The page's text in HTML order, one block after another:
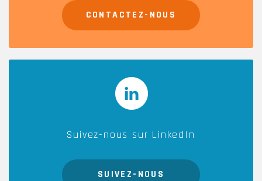
CONTACTEZ-NOUS
Suivez-nous sur LinkedIn
SUIVEZ-NOUS